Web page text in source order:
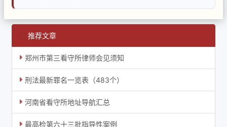
推荐文章
郑州市第三看守所律师会见须知
刑法最新罪名一览表（483个）
河南省看守所地址导航汇总
最高检第六十三批指导性案例